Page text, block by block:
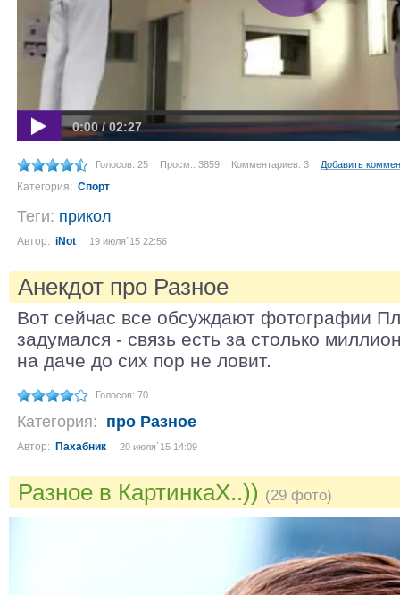
0:00 / 02:27
Голосов: 25 Просм.: 3859 Комментариев: 3 Добавить
Категория: Спорт
Теги: прикол
Автор: iNot 19 июля´15 22:56
Анекдот про Разное
Вот сейчас все обсуждают фотографии
задумался - связь есть за столько
на даче до сих пор не ловит.
Голосов: 70
Категория: про Разное
Автор: Пахабник 20 июля´15 14:09
Разное в КартинкаХ..)) (29 фото)